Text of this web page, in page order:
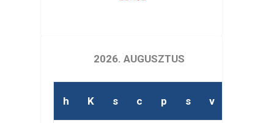
2026. AUGUSZTUS
h K s c p s v